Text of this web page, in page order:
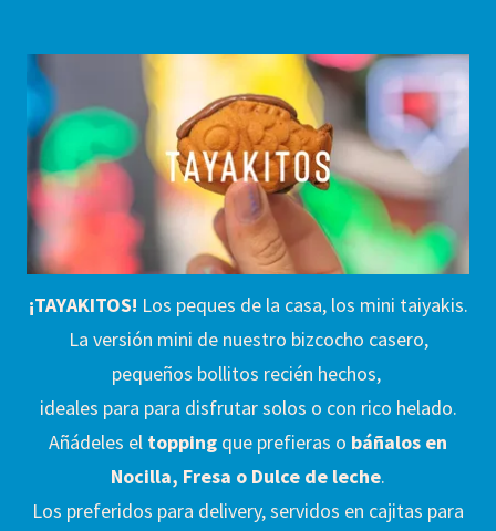
¡TAYAKITOS! Los peques de la casa, los mini taiyakis.
La versión mini de nuestro bizcocho casero,
pequeños bollitos recién hechos,
ideales para para disfrutar solos o con rico helado.
Añádeles el topping que prefieras o báñalos en
Nocilla, Fresa o Dulce de leche.
Los preferidos para delivery, servidos en cajitas para